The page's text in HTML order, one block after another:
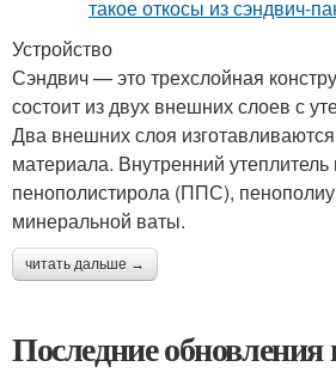
Устройство
Сэндвич — это трехслойная
состоит из двух внешних слоев с
Два внешних слоя
материала. Внутренний утеплитель
пенополистирола (ППС),
минеральной ваты.
читать дальше →
Последние обновления